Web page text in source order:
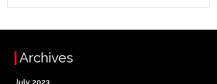
Archives